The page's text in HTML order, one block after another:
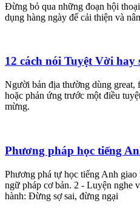
Đừng bỏ qua những đoạn hội
dụng hàng ngày để cải thiện và
12 cách nói Tuyệt Vời
Người bản địa thường dùng great,
hoặc phản ứng trước một điều
mừng.
Phương pháp học tiếng
Phương phá tự học tiếng Anh
ngữ pháp cơ bản. 2 - Luyện nghe
hành: Đừng sợ sai, đừng ngại